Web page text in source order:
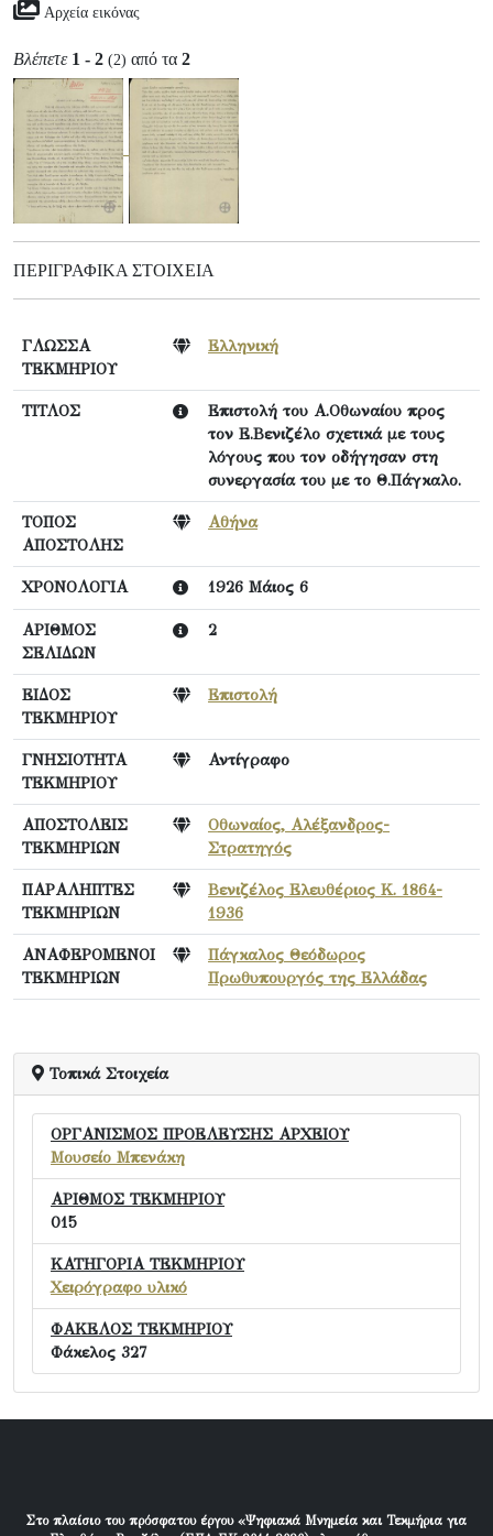
Αρχεία εικόνας
Βλέπετε 1 - 2 (2) από τα 2
ΠΕΡΙΓΡΑΦΙΚΆ ΣΤΟΙΧΕΊΑ
ΓΛΩΣΣΑ
ΤΕΚΜΗΡΙΟΥ
Ελληνική
ΤΙΤΛΟΣ
Επιστολή του Α.Οθωναίου προς
τον Ε.Βενιζέλο σχετικά με τους
λόγους που τον οδήγησαν στη
συνεργασία του με το Θ.Πάγκαλο.
ΤΟΠΟΣ
ΑΠΟΣΤΟΛΗΣ
Αθήνα
ΧΡΟΝΟΛΟΓΙΑ 1926 Μάιος 6
ΑΡΙΘΜΟΣ
ΣΕΛΙΔΩΝ
2
ΕΙΔΟΣ
ΤΕΚΜΗΡΙΟΥ
Επιστολή
ΓΝΗΣΙΟΤΗΤΑ
ΤΕΚΜΗΡΙΟΥ
Αντίγραφο
ΑΠΟΣΤΟΛΕΙΣ
ΤΕΚΜΗΡΙΩΝ
Οθωναίος, Αλέξανδρος-
Στρατηγός
ΠΑΡΑΛΗΠΤΕΣ
ΤΕΚΜΗΡΙΩΝ
Βενιζέλος Ελευθέριος Κ. 1864-
1936
ΑΝΑΦΕΡΟΜΕΝΟΙ
ΤΕΚΜΗΡΙΩΝ
Πάγκαλος Θεόδωρος
Πρωθυπουργός της Ελλάδας
Τοπικά Στοιχεία
ΟΡΓΑΝΙΣΜΟΣ ΠΡΟΕΛΕΥΣΗΣ ΑΡΧΕΙΟΥ
Μουσείο Μπενάκη
ΑΡΙΘΜΟΣ ΤΕΚΜΗΡΙΟΥ
015
ΚΑΤΗΓΟΡΙΑ ΤΕΚΜΗΡΙΟΥ
Χειρόγραφο υλικό
ΦΑΚΕΛΟΣ ΤΕΚΜΗΡΙΟΥ
Φάκελος 327
Στο πλαίσιο του πρόσφατου έργου «Ψηφιακά Μνημεία και Τεκμήρια για